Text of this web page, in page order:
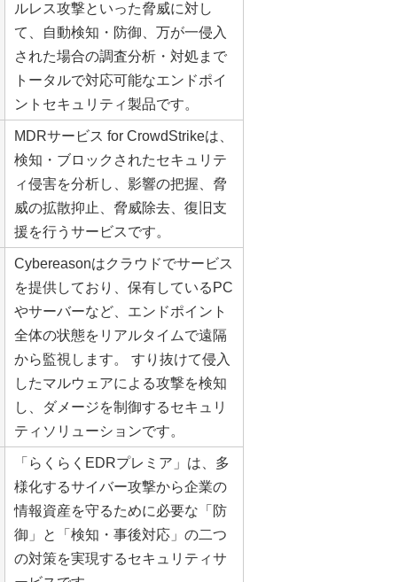
ルレス攻撃といった脅威に対し
て、自動検知・防御、万が一侵入
された場合の調査分析・対処まで
トータルで対応可能なエンドポイ
ントセキュリティ製品です。
MDRサービス for CrowdStrikeは、
検知・ブロックされたセキュリテ
ィ侵害を分析し、影響の把握、脅
威の拡散抑止、脅威除去、復旧支
援を行うサービスです。
Cybereasonはクラウドでサービス
を提供しており、保有しているPC
やサーバーなど、エンドポイント
全体の状態をリアルタイムで遠隔
から監視します。 すり抜けて侵入
したマルウェアによる攻撃を検知
し、ダメージを制御するセキュリ
ティソリューションです。
「らくらくEDRプレミア」は、多
様化するサイバー攻撃から企業の
情報資産を守るために必要な「防
御」と「検知・事後対応」の二つ
の対策を実現するセキュリティサ